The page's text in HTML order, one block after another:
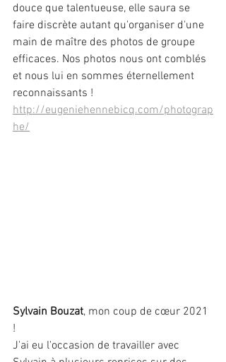
douce que talentueuse, elle saura se
faire discrète autant qu'organiser d'une
main de maître des photos de groupe
efficaces. Nos photos nous ont comblés
et nous lui en sommes éternellement
reconnaissants !
http://eugeniehennebicq.com/photograp
he/
Sylvain Bouzat, mon coup de cœur 2021
!
J'ai eu l'occasion de travailler avec